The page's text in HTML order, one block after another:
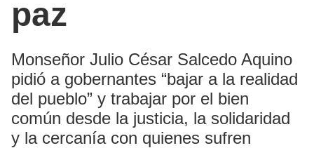
paz
Monseñor Julio César Salcedo Aquino
pidió a gobernantes “bajar a la realidad
del pueblo” y trabajar por el bien
común desde la justicia, la solidaridad
y la cercanía con quienes sufren